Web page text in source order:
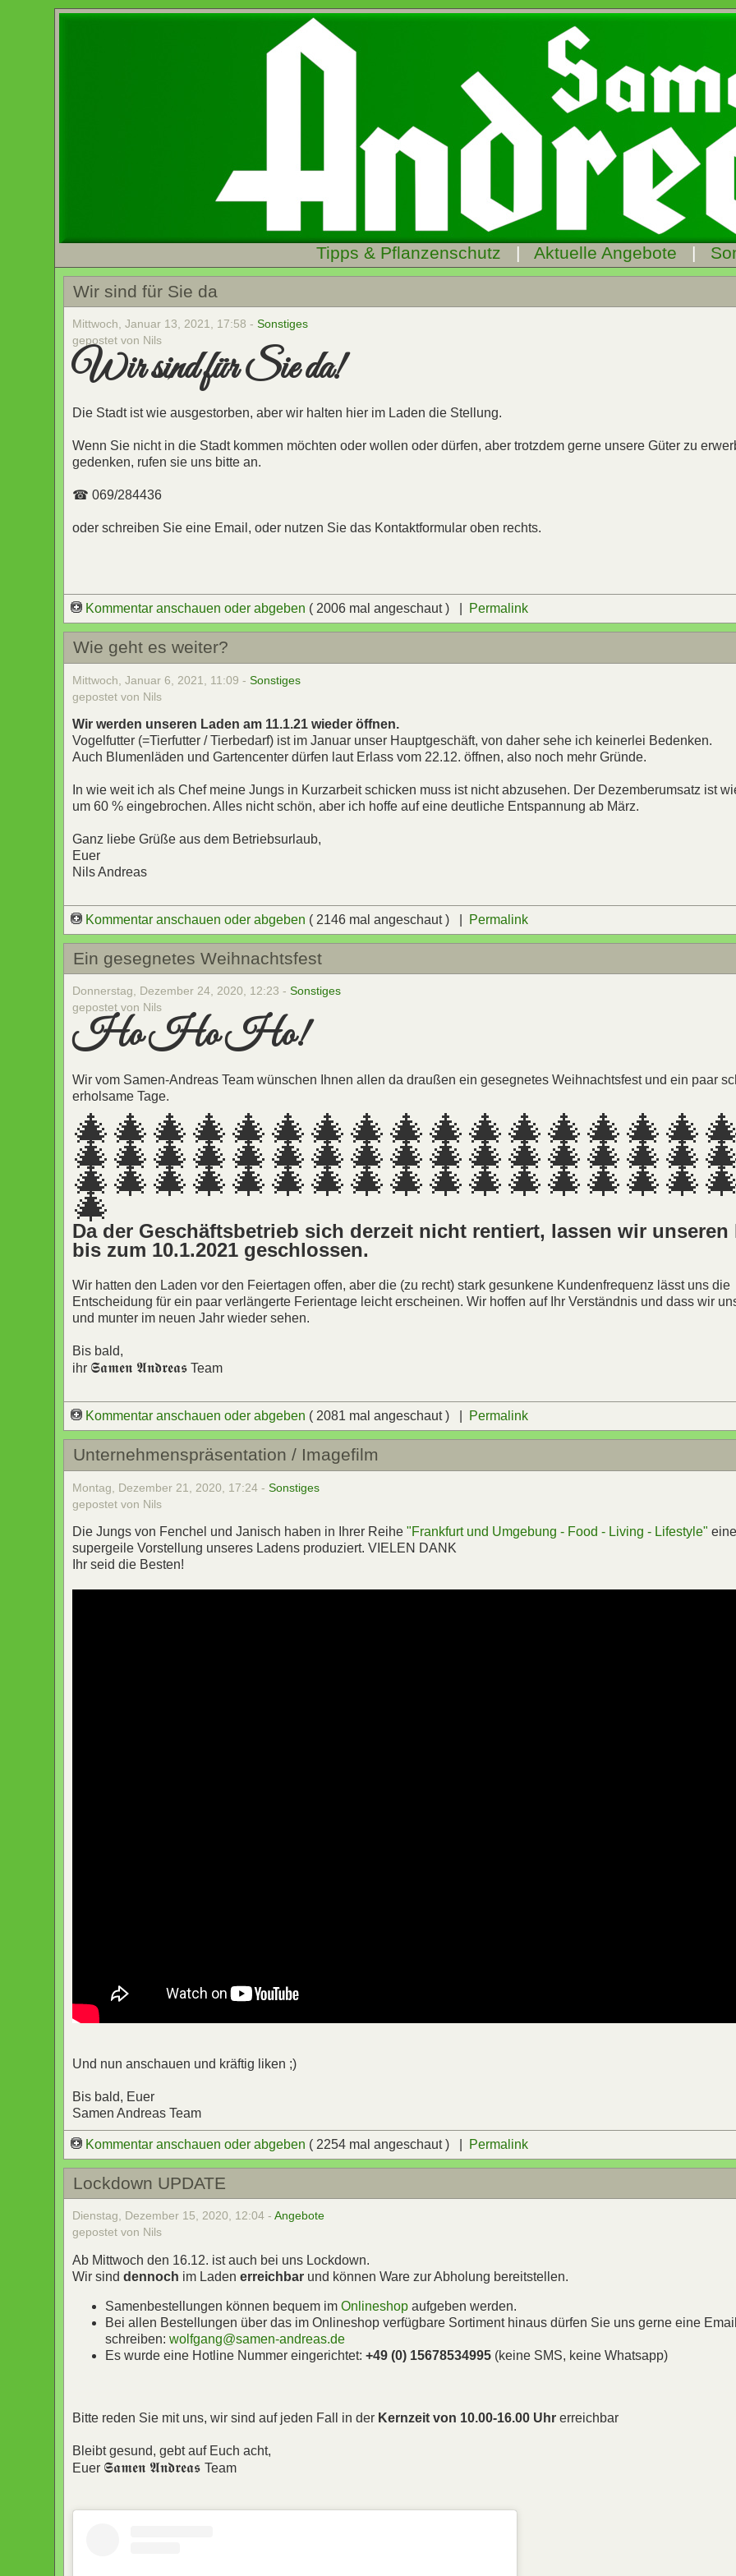
Tipps & Pflanzenschutz | Aktuelle Angebote |
Wir sind für Sie da
Mittwoch, Januar 13, 2021, 17:58 -Sonstiges
gepostet von Nils
Wir sind für Sie da!
Die Stadt ist wie ausgestorben, aber wir halten hier im Laden die Stellung.
Wenn Sie nicht in die Stadt kommen möchten oder wollen oder dürfen, aber trotzdem gerne unsere Güter zu
gedenken, rufen sie uns bitte an.
☎ 069/284436
oder schreiben Sie eine Email, oder nutzen Sie das Kontaktformular oben rechts.
Kommentar anschauen oder abgeben ( 2006 mal angeschaut ) | Permalink
Wie geht es weiter?
Mittwoch, Januar 6, 2021, 11:09 -Sonstiges
gepostet von Nils
Wir werden unseren Laden am 11.1.21 wieder öffnen.
Vogelfutter (=Tierfutter / Tierbedarf) ist im Januar unser Hauptgeschäft, von daher sehe ich keinerlei Bedenken.
Auch Blumenläden und Gartencenter dürfen laut Erlass vom 22.12. öffnen, also noch mehr Gründe.
In wie weit ich als Chef meine Jungs in Kurzarbeit schicken muss ist nicht abzusehen. Der Dezemberumsatz ist
um 60 % eingebrochen. Alles nicht schön, aber ich hoffe auf eine deutliche Entspannung ab März.
Ganz liebe Grüße aus dem Betriebsurlaub,
Euer
Nils Andreas
Kommentar anschauen oder abgeben ( 2146 mal angeschaut ) | Permalink
Ein gesegnetes Weihnachtsfest
Donnerstag, Dezember 24, 2020, 12:23 -Sonstiges
gepostet von Nils
Ho Ho Ho!
Wir vom Samen-Andreas Team wünschen Ihnen allen da draußen ein gesegnetes Weihnachtsfest und ein paar
erholsame Tage.
🎄
Da der Geschäftsbetrieb sich derzeit nicht rentiert, lassen wir unseren
bis zum 10.1.2021 geschlossen.
Wir hatten den Laden vor den Feiertagen offen, aber die (zu recht) stark gesunkene Kundenfrequenz lässt uns die
Entscheidung für ein paar verlängerte Ferientage leicht erscheinen. Wir hoffen auf Ihr Verständnis und dass wir
und munter im neuen Jahr wieder sehen.
Bis bald,
ihr 𝕾𝖆𝖒𝖊𝖓 𝕬𝖓𝖉𝖗𝖊𝖆𝖘 Team
Kommentar anschauen oder abgeben ( 2081 mal angeschaut ) | Permalink
Unternehmenspräsentation / Imagefilm
Montag, Dezember 21, 2020, 17:24 -Sonstiges
gepostet von Nils
Die Jungs von Fenchel und Janisch haben in Ihrer Reihe"Frankfurt und Umgebung - Food - Living - Lifestyle"
supergeile Vorstellung unseres Ladens produziert. VIELEN DANK
Ihr seid die Besten!
Und nun anschauen und kräftig liken ;)
Bis bald, Euer
Samen Andreas Team
Kommentar anschauen oder abgeben ( 2254 mal angeschaut ) | Permalink
Lockdown UPDATE
Dienstag, Dezember 15, 2020, 12:04 -Angebote
gepostet von Nils
Ab Mittwoch den 16.12. ist auch bei uns Lockdown.
Wir sinddennoch im Ladenerreichbar und können Ware zur Abholung bereitstellen.
Samenbestellungen können bequem imOnlineshop aufgeben werden.
Bei allen Bestellungen über das im Onlineshop verfügbare Sortiment hinaus dürfen Sie uns gerne eine
schreiben:wolfgang@samen-andreas.de
Es wurde eine Hotline Nummer eingerichtet:+49 (0) 15678534995 (keine SMS, keine Whatsapp)
Bitte reden Sie mit uns, wir sind auf jeden Fall in der Kernzeit von 10.00-16.00 Uhr erreichbar
Bleibt gesund, gebt auf Euch acht,
Euer 𝕾𝖆𝖒𝖊𝖓 𝕬𝖓𝖉𝖗𝖊𝖆𝖘Team